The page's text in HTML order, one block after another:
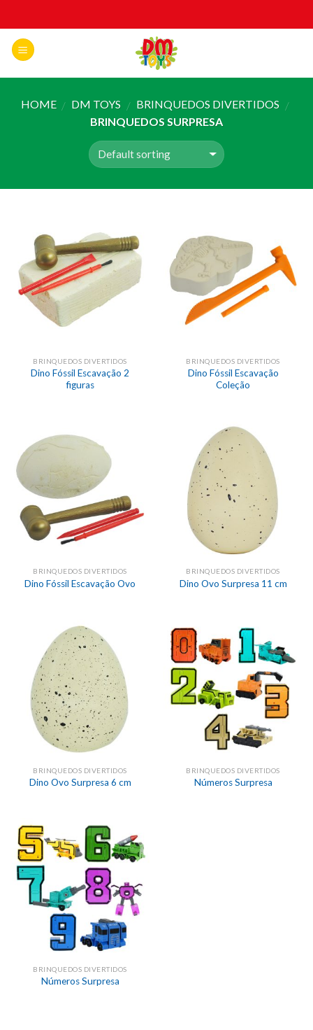
to
content
HOME / DM TOYS / BRINQUEDOS DIVERTIDOS /
BRINQUEDOS SURPRESA
BRINQUEDOS DIVERTIDOS
Dino Fóssil Escavação 2
figuras
BRINQUEDOS DIVERTIDOS
Dino Fóssil Escavação
Coleção
BRINQUEDOS DIVERTIDOS
Dino Fóssil Escavação Ovo
BRINQUEDOS DIVERTIDOS
Dino Ovo Surpresa 11 cm
BRINQUEDOS DIVERTIDOS
Dino Ovo Surpresa 6 cm
BRINQUEDOS DIVERTIDOS
Números Surpresa
BRINQUEDOS DIVERTIDOS
Números Surpresa